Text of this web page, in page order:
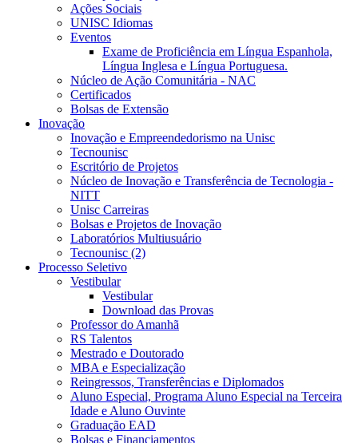
Ações Sociais
UNISC Idiomas
Eventos
Exame de Proficiência em Língua Espanhola,
Língua Inglesa e Língua Portuguesa.
Núcleo de Ação Comunitária - NAC
Certificados
Bolsas de Extensão
Inovação
Inovação e Empreendedorismo na Unisc
Tecnounisc
Escritório de Projetos
Núcleo de Inovação e Transferência de Tecnologia -
NITT
Unisc Carreiras
Bolsas e Projetos de Inovação
Laboratórios Multiusuário
Tecnounisc (2)
Processo Seletivo
Vestibular
Vestibular
Download das Provas
Professor do Amanhã
RS Talentos
Mestrado e Doutorado
MBA e Especialização
Reingressos, Transferências e Diplomados
Aluno Especial, Programa Aluno Especial na Terceira
Idade e Aluno Ouvinte
Graduação EAD
Bolsas e Financiamentos